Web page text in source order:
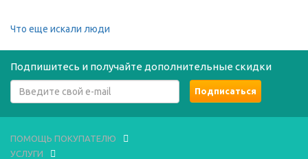
Что еще искали люди
Подпишитесь и получайте дополнительные скидки
ПОМОЩЬ ПОКУПАТЕЛЮ
УСЛУГИ